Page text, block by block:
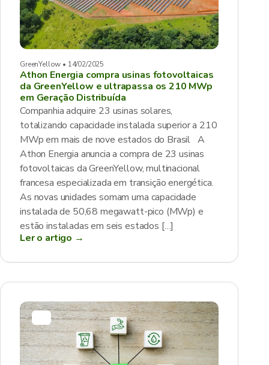
GreenYellow • 14/02/2025
Athon Energia compra usinas fotovoltaicas
da GreenYellow e ultrapassa os 210 MWp
em Geração Distribuída
Companhia adquire 23 usinas solares,
totalizando capacidade instalada superior a 210
MWp em mais de nove estados do Brasil A
Athon Energia anuncia a compra de 23 usinas
fotovoltaicas da GreenYellow, multinacional
francesa especializada em transição energética.
As novas unidades somam uma capacidade
instalada de 50,68 megawatt-pico (MWp) e
estão instaladas em seis estados […]
Ler o artigo →